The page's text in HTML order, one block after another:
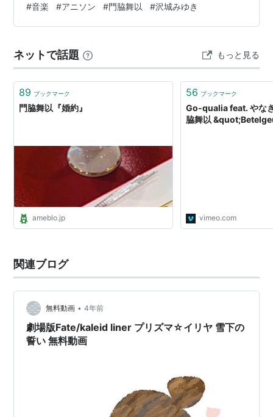
恋と選挙とチョコレート（青海衣更）
戦国コレクション（真緒）
ゲーム
ラジオ
南池袋公園裏まいやん放送局
ムギュッと!双恋
RADIOアニメロミックス
ストライクウィッチーズ スターライトストリーム
声優職業体験所
CD
空のシズク
マイタリズム
ヒャクマンボルトSHOWTIME
ツンデレお嬢様をいつもニコニコとたしなめていた執事
キャラがガチギレして、真剣な表情で主人公と殴り合い
プに「えっ、怖っ…」と思ったような。 しかしですね、
このOP曲「ユビキリ」とED曲だけは脳裏に焼き付いてい
るどころか、2024年現在も焼きたてホカ…
#音楽 #アニソン #門脇舞以 #沢城みゆき
ネットで話題 もっと見る
89 ブックマーク
門脇舞以『婚約』
ameblo.jp
56 ブックマーク
Go-qualia feat. やな
脇舞以
vimeo.com
関連ブログ
無料動画 • 4年前
劇場版Fate/kaleid liner プリズマ☆イリヤ 雪下の
誓い 無料動画